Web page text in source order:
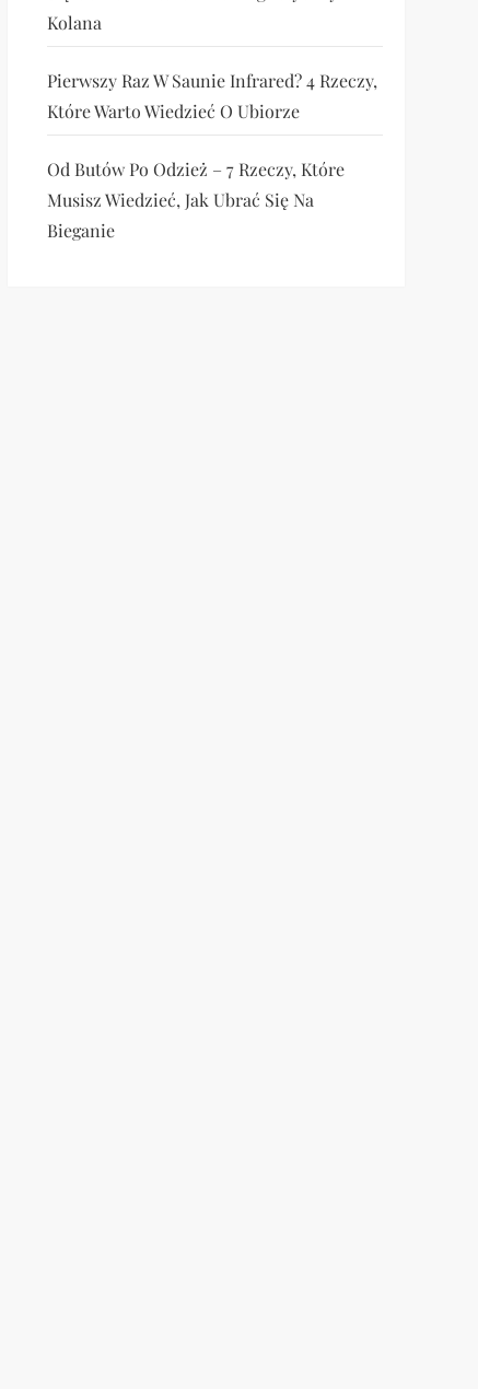
Kolana
Pierwszy Raz W Saunie Infrared? 4 Rzeczy,
Które Warto Wiedzieć O Ubiorze
Od Butów Po Odzież – 7 Rzeczy, Które
Musisz Wiedzieć, Jak Ubrać Się Na
Bieganie